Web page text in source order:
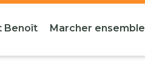
Benoît Marcher ensemble